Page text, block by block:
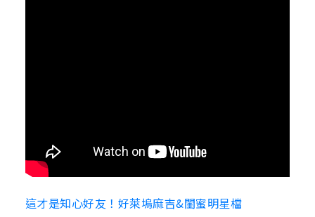
這才是知心好友！好萊塢麻吉&閨蜜明星檔